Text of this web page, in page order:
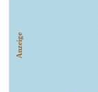
Anzeige